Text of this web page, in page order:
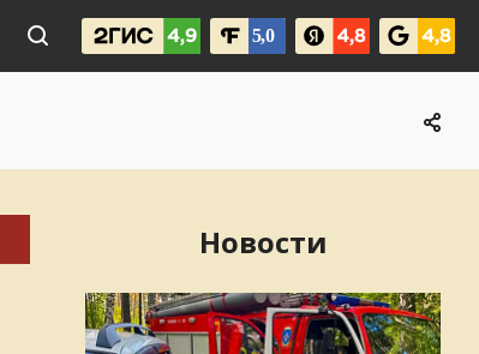
Новости